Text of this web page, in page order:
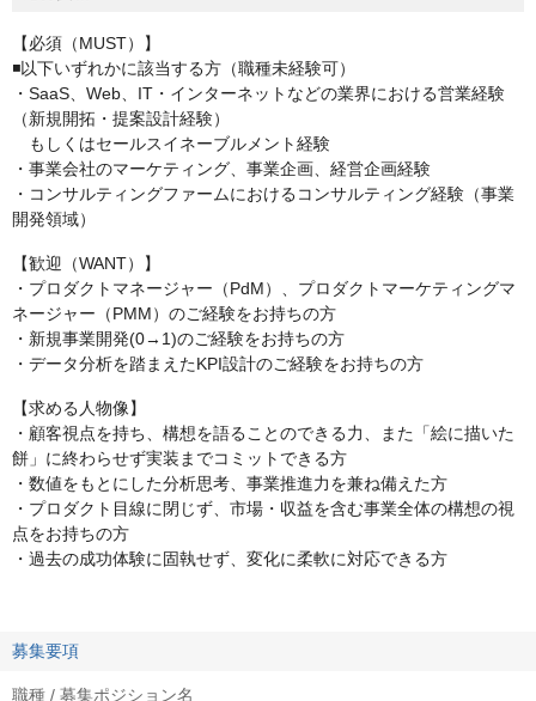
【必須（MUST）】
◾️以下いずれかに該当する方（職種未経験可）
・SaaS、Web、IT・インターネットなどの業界における営業経験
（新規開拓・提案設計経験）
もしくはセールスイネーブルメント経験
・事業会社のマーケティング、事業企画、経営企画経験
・コンサルティングファームにおけるコンサルティング経験（事業
開発領域）
【歓迎（WANT）】
・プロダクトマネージャー（PdM）、プロダクトマーケティングマ
ネージャー（PMM）のご経験をお持ちの方
・新規事業開発(0→1)のご経験をお持ちの方
・データ分析を踏まえたKPI設計のご経験をお持ちの方
【求める人物像】
・顧客視点を持ち、構想を語ることのできる力、また「絵に描いた
餅」に終わらせず実装までコミットできる方
・数値をもとにした分析思考、事業推進力を兼ね備えた方
・プロダクト目線に閉じず、市場・収益を含む事業全体の構想の視
点をお持ちの方
・過去の成功体験に固執せず、変化に柔軟に対応できる方
募集要項
職種 / 募集ポジション名